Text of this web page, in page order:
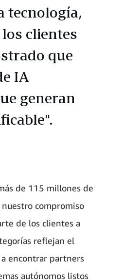
tecnología,
clientes
que
IA
generan
de 115 millones de
compromiso
de los clientes a
reflejan el
encontrar partners
autónomos listos